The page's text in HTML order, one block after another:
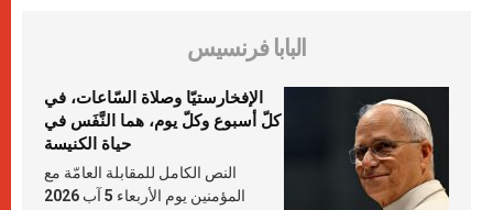
البابا فرنسيس
الإفخارستيّا وصلاة السّاعات، في
كلّ أسبوع وكلّ يوم، هما النَّفَس في
حياة الكنيسة
النص الكامل للمقابلة العامّة مع
المؤمنين يوم الأربعاء 5 آب 2026